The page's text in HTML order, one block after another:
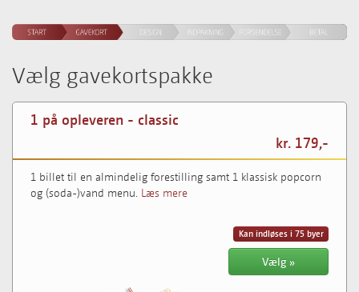
Vælg gavekortspakke
1 på opleveren - classic
kr. 179,-
1 billet til en almindelig forestilling samt 1 klassisk popcorn
og (soda-)vand menu. Læs mere
Kan indløses i 75 byer
Vælg »